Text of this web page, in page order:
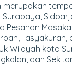
merupakan
Pesanan
Tasyakuran,
Wilayah kota
dan